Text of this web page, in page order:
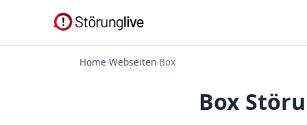
Home›Webseiten›Box
Box